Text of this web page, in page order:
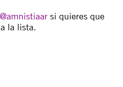
@amnistiaar si quieres que
la lista.